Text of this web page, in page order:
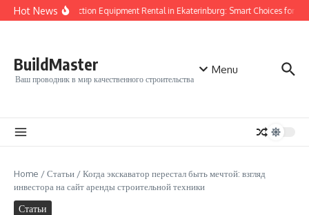
Перейти к содержанию
Hot NewsConstruction Equipment Rental in Ekaterinburg: Smart Choices for
BuildMaster
Ваш проводник в мир качественного строительства
Menu
Home /Статьи /Когда экскаватор перестал быть мечтой: взгляд
инвестора на сайт аренды строительной техники
Статьи